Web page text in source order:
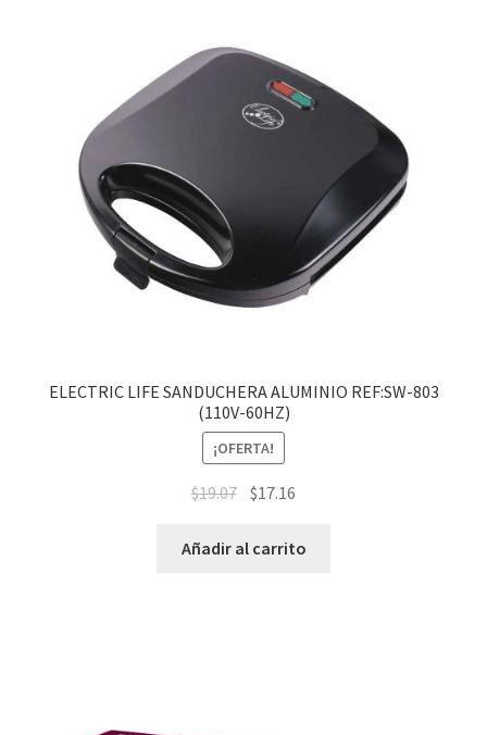
ELECTRIC LIFE SANDUCHERA ALUMINIO REF:SW-803
(110V-60HZ)
¡OFERTA!
$19.07 $17.16
Añadir al carrito